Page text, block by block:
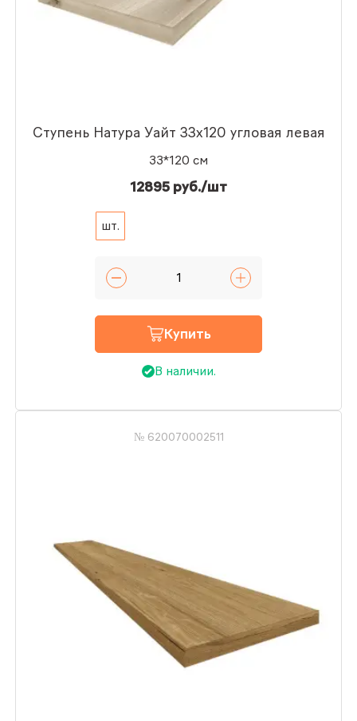
Ступень Натура Уайт 33x120 угловая левая
33*120 см
12895 руб./шт
шт.
Купить
В наличии.
№ 620070002511